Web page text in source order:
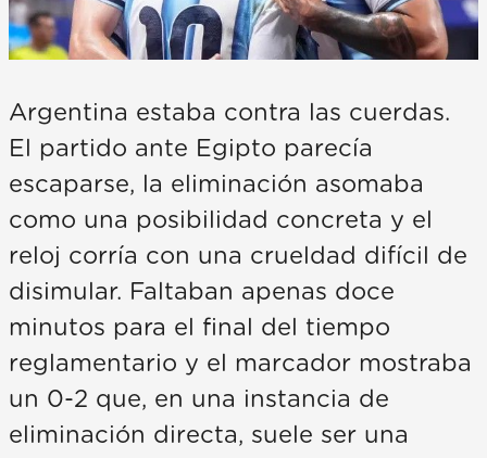
Argentina estaba contra las cuerdas.
El partido ante Egipto parecía
escaparse, la eliminación asomaba
como una posibilidad concreta y el
reloj corría con una crueldad difícil de
disimular. Faltaban apenas doce
minutos para el final del tiempo
reglamentario y el marcador mostraba
un 0-2 que, en una instancia de
eliminación directa, suele ser una